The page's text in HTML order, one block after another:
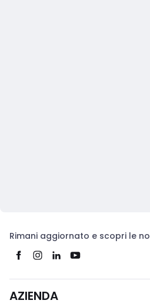
Rimani aggiornato e scopri le
AZIENDA